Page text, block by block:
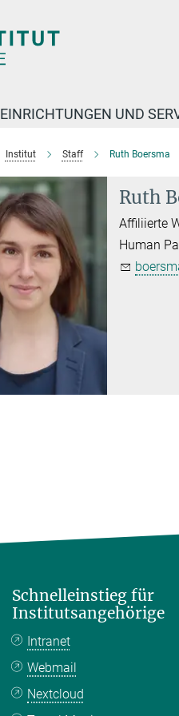
EINRICHTUNGEN UND
Institut Staff Ruth Boersma
Ruth
Affiliierte
Human
Schnelleinstieg für
Institutsangehörige
Intranet
Webmail
Nextcloud